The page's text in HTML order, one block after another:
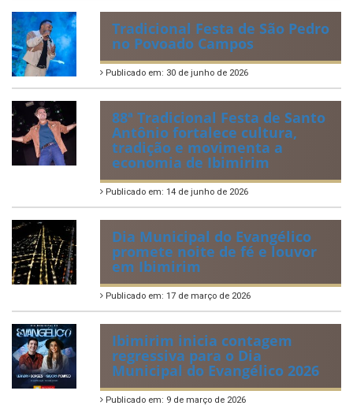
Quadrilhas Juninas de
Ibimirim mantêm viva a
tradição e representam o
munícipio em Pernambuco
Publicado em: 2 de julho de 2026
Tradicional Festa de São Pedro
no Povoado Campos
88ª Tradicional Festa de Santo
Antônio fortalece cultura,
tradição e movimenta a
economia de Ibimirim
Publicado em: 14 de junho de 2026
Dia Municipal do Evangélico
promete noite de fé e louvor